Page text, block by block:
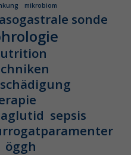
mikrobiom
sonde
sepsis
öggh